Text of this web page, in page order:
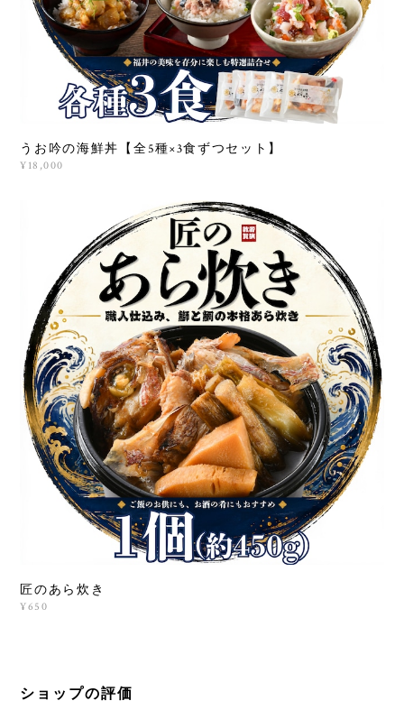
うお吟の海鮮丼【全5種×3食ずつセット】
¥18,000
匠のあら炊き
¥650
ショップの評価